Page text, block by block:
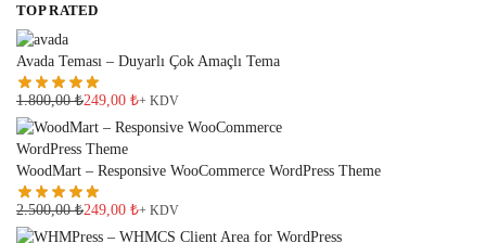
TOP RATED
Avada Teması – Duyarlı Çok Amaçlı Tema
1.800,00₺249,00 ₺+ KDV
WoodMart – Responsive WooCommerce WordPress Theme
2.500,00₺249,00 ₺+ KDV